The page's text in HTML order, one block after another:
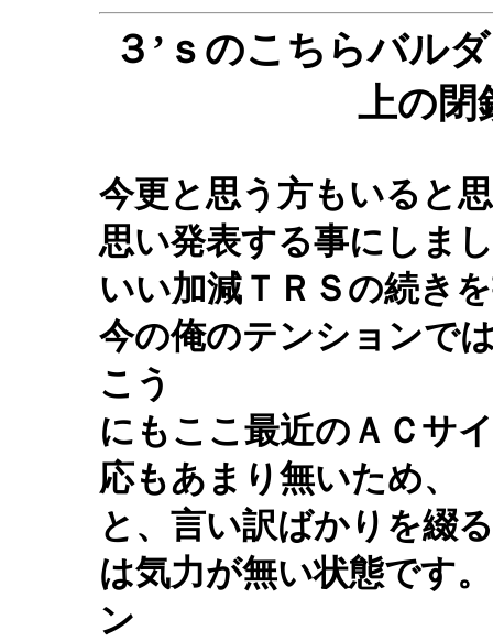
３’ｓのこちらバル
上の閉
今更と思う方もいると
思い発表する事にしま
いい加減ＴＲＳの続き
今の俺のテンションで
こう
にもここ最近のＡＣサ
応もあまり無いため、
と、言い訳ばかりを綴
は気力が無い状態です
ン